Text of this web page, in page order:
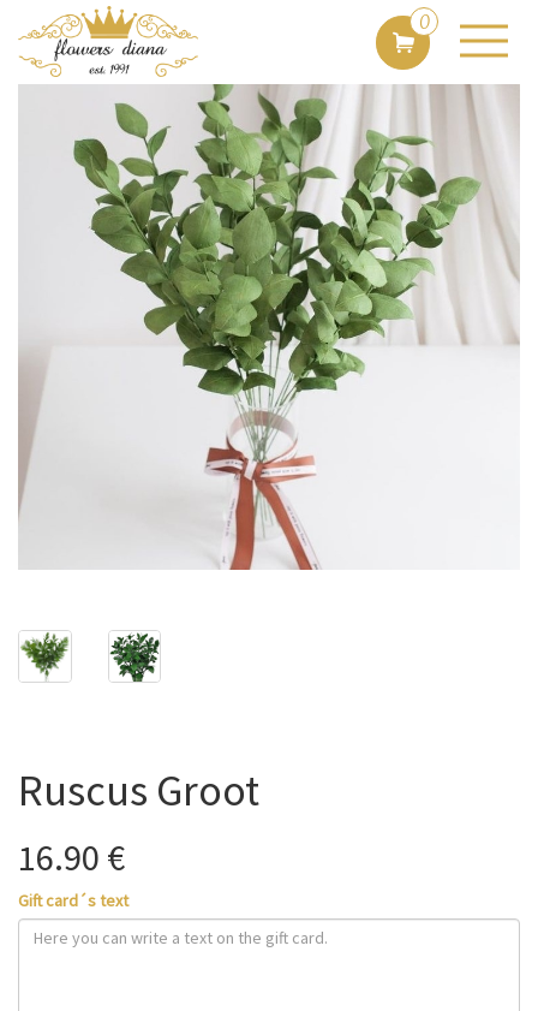
0
Flowersdiana.com Ruscus Groot
Ruscus Groot
16.90 €
Gift card´s text